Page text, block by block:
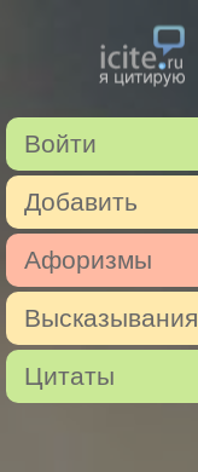
Войти
Добавить
Афоризмы
Высказывания
Цитаты